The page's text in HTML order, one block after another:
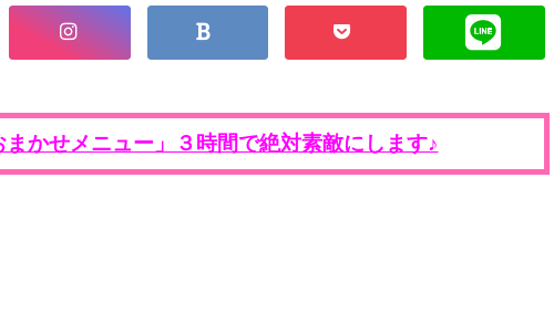
かせメニュー」３時間で絶対素敵にします♪